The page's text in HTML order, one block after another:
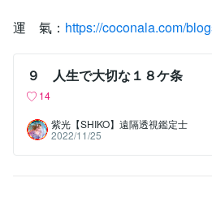
運 氣： https://coconala.com/
９ 人生で大切な１８ケ条
14
紫光【SHIKO】遠隔透視鑑定士
2022/11/25